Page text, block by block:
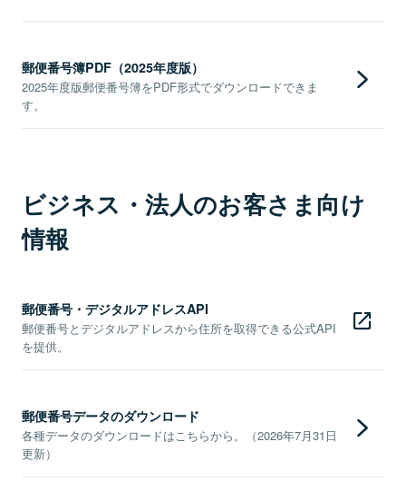
郵便番号簿PDF（2025年度版）
2025年度版郵便番号簿をPDF形式でダウンロードできま
す。
ビジネス・法人のお客さま向け
情報
郵便番号・デジタルアドレスAPI
郵便番号とデジタルアドレスから住所を取得できる公式API
を提供。
郵便番号データのダウンロード
各種データのダウンロードはこちらから。（2026年7月31日
更新）